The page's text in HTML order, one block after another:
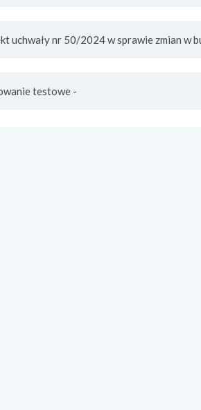
uchwały nr 50/2024 w sprawie zmian w
testowe -